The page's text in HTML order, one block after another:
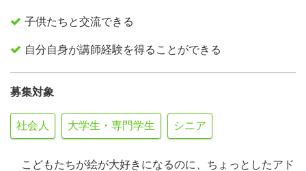
子供たちと交流できる
自分自身が講師経験を得ることができる
募集対象
社会人 大学生・専門学生 シニア
こどもたちが絵が大好きになるのに、ちょっとしたアド